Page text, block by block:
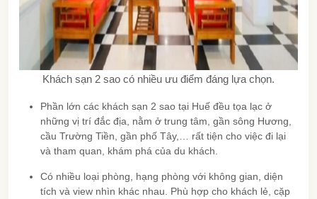
Khách sạn 2 sao có nhiều ưu điểm đáng lựa chọn.
Phần lớn các khách sạn 2 sao tại Huế đều tọa lạc ở
những vị trí đắc địa, nằm ở trung tâm, gần sông Hương,
cầu Trường Tiền, gần phố Tây,… rất tiện cho việc đi lại
và tham quan, khám phá của du khách.
Có nhiều loại phòng, hạng phòng với không gian, diện
tích và view nhìn khác nhau. Phù hợp cho khách lẻ, cặp